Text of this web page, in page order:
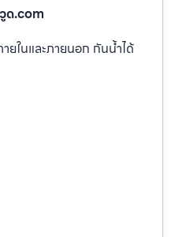
ด.com
ยในและภายนอก กันน้ำได้